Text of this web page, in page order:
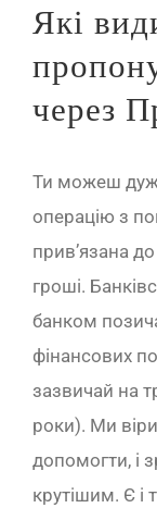
Які
через
Ти можеш
операцію з
прив’язана
гроші.
банком
фінансових
зазвичай на
роки). Ми
допомогти, і
крутішим. Є і